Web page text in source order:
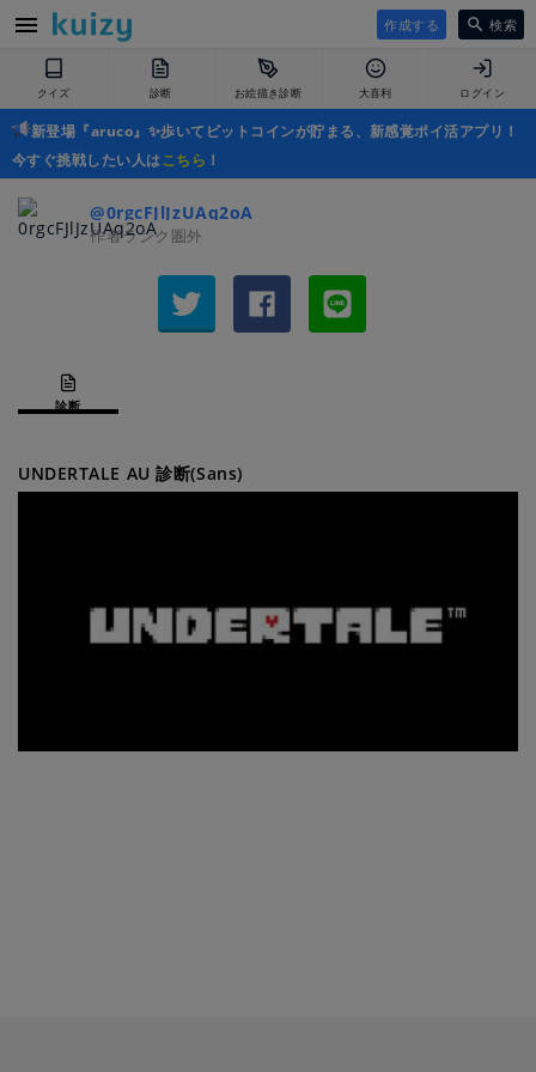
作成する 検索
クイズ 診断 お絵描き診断 大喜利 ログイン
新登場『aruco』✨歩いてビットコインが貯まる、新感覚ポイ活アプリ！
今すぐ挑戦したい人はこちら ！
@0rgcFJlJzUAq2oA
作者ランク圏外
診断
UNDERTALE AU 診断(Sans)